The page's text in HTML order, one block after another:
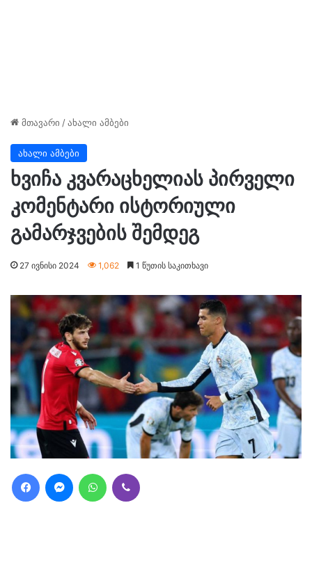
მთავარი /ახალი ამბები
ახალი ამბები
ხვიჩა კვარაცხელიას პირველი
კომენტარი ისტორიული
გამარჯვების შემდეგ
27 ივნისი 2024 1,062 1 წუთის საკითხავი
FacebookMessengerWhatsApp